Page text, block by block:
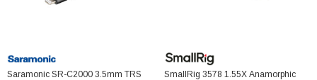
Saramonic SR-C2000 3.5mm TRS
SmallRig 3578 1.55X Anamorphic